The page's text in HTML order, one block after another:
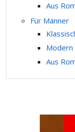
Aus
Für Männer
Modern
Aus